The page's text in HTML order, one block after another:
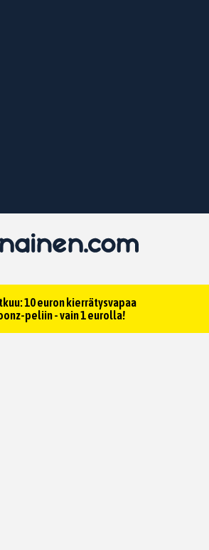
10 euron kierrätysvapaa
peliin - vain 1 eurolla!